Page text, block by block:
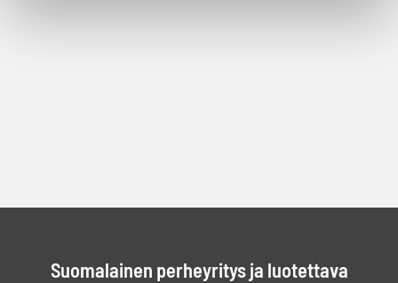
Suomalainen perheyritys ja luotettava